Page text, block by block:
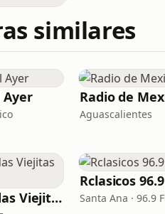
similares
Ayer Radio de
Aguascalientes
Radio Baladas Viejitas Románticas
Rclasicos
Santa Ana · 96.9